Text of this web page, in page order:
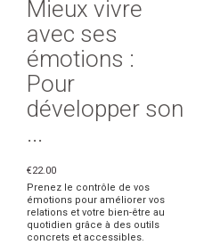
Mieux vivre
avec ses
émotions :
Pour
développer son
...
€22.00
Prenez le contrôle de vos
émotions pour améliorer vos
relations et votre bien-être au
quotidien grâce à des outils
concrets et accessibles.